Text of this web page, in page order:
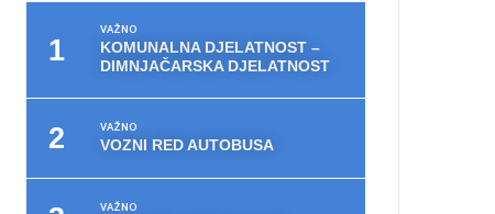
VAŽNO
KOMUNALNA DJELATNOST –
DIMNJAČARSKA DJELATNOST
VAŽNO
VOZNI RED AUTOBUSA
VAŽNO